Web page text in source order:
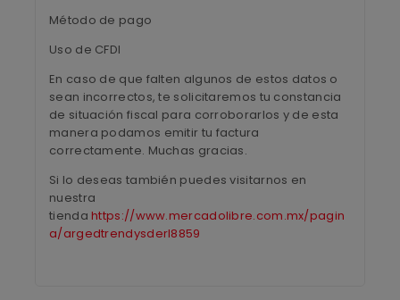
Método de pago
Uso de CFDI
En caso de que falten algunos de estos datos o
sean incorrectos, te solicitaremos tu constancia
de situación fiscal para corroborarlos y de esta
manera podamos emitir tu factura
correctamente. Muchas gracias.
Si lo deseas también puedes visitarnos en
nuestra
tiendahttps://www.mercadolibre.com.mx/pagin
a/argedtrendysderl8859